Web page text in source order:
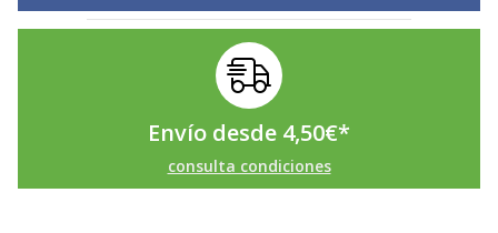
Envío desde 4,50€*
consulta condiciones